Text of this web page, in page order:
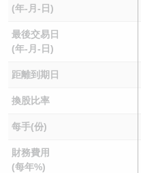
(年-月-日)
最後交易日
(年-月-日)
距離到期日
換股比率
每手(份)
財務費用
(每年%)